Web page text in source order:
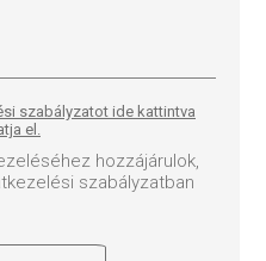
szabályzatot ide kattintva
el.
hozzájárulok,